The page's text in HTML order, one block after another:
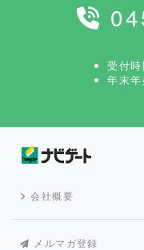
受付
年末年
会社概要
メルマガ登録